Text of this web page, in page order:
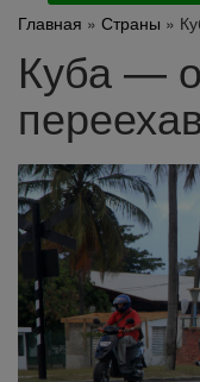
Главная » Страны »
Куба —